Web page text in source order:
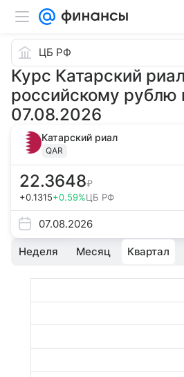
Курс Катарский
российскому рублю
07.08.2026
ЦБ РФ
Катарский риал
QAR
22.3648₽
+0.1315+0.59%ЦБ РФ
07.08.2026
Неделя Месяц Квартал